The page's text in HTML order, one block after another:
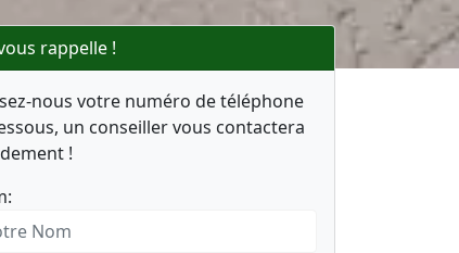
rappelle !
nous votre numéro de téléphone
un conseiller vous contactera
!